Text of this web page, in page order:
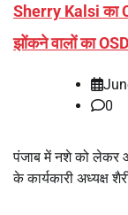
Sherry Kalsi का
झोंकने वालों का
0
पंजाब में नशे को लेकर
के कार्यकारी अध्यक्ष